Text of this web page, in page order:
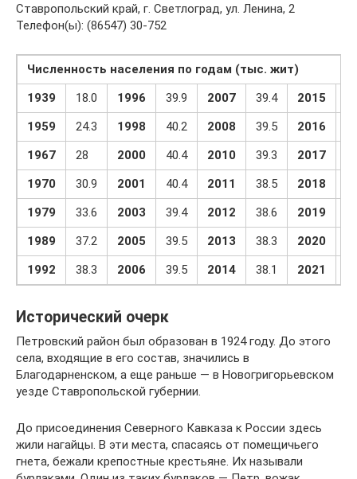
Ставропольский край, г. Светлоград, ул. Ленина, 2
Телефон(ы): (86547) 30-752
Численность населения по годам (тыс. жит)
1939
18.0 1996 39.9 2007 39.4 2015
1959
24.3 1998 40.2 2008 39.5 2016
1967
28 2000 40.4 2010 39.3 2017
1970
30.9 2001 40.4 2011 38.5 2018
1979
33.6 2003 39.4 2012 38.6 2019
1989
37.2 2005 39.5 2013 38.3 2020
1992
38.3 2006 39.5 2014 38.1 2021
Исторический очерк
Петровский район был образован в 1924 году. До этого
села, входящие в его состав, значились в
Благодарненском, а еще раньше — в Новогригорьевском
уезде Ставропольской губернии.
До присоединения Северного Кавказа к России здесь
жили нагайцы. В эти места, спасаясь от помещичьего
гнета, бежали крепостные крестьяне. Их называли